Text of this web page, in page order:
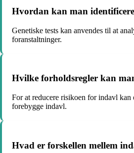
Hvordan kan man
Genetiske tests kan anvendes til at
foranstaltninger.
Hvilke forholdsregler kan
For at reducere risikoen for indavl
forebygge indavl.
Hvad er forskellen mellem